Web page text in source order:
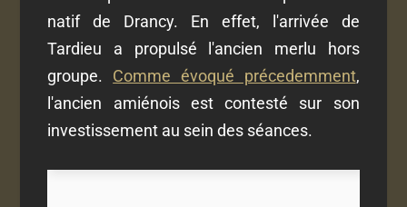
natif de Drancy. En effet, l'arrivée de
Tardieu a propulsé l'ancien merlu hors
groupe. Comme évoqué précedemment,
l'ancien amiénois est contesté sur son
investissement au sein des séances.